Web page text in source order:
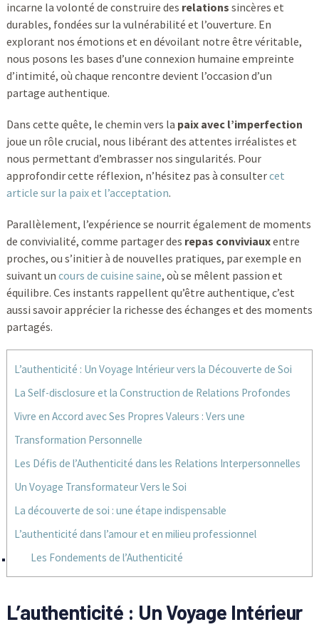
incarne la volonté de construire des relations sincères et
durables, fondées sur la vulnérabilité et l’ouverture. En
explorant nos émotions et en dévoilant notre être véritable,
nous posons les bases d’une connexion humaine empreinte
d’intimité, où chaque rencontre devient l’occasion d’un
partage authentique.
Dans cette quête, le chemin vers la paix avec l’imperfection
joue un rôle crucial, nous libérant des attentes irréalistes et
nous permettant d’embrasser nos singularités. Pour
approfondir cette réflexion, n’hésitez pas à consultercet
article sur la paix et l’acceptation.
Parallèlement, l’expérience se nourrit également de moments
de convivialité, comme partager des repas conviviauxentre
proches, ou s’initier à de nouvelles pratiques, par exemple en
suivant un cours de cuisine saine, où se mêlent passion et
équilibre. Ces instants rappellent qu’être authentique, c’est
aussi savoir apprécier la richesse des échanges et des moments
partagés.
L’authenticité : Un Voyage Intérieur vers la Découverte de Soi
La Self-disclosure et la Construction de Relations Profondes
Vivre en Accord avec Ses Propres Valeurs : Vers une
Transformation Personnelle
Les Défis de l’Authenticité dans les Relations Interpersonnelles
Un Voyage Transformateur Vers le Soi
La découverte de soi : une étape indispensable
L’authenticité dans l’amour et en milieu professionnel
Les Fondements de l’Authenticité
L’authenticité : Un Voyage Intérieur